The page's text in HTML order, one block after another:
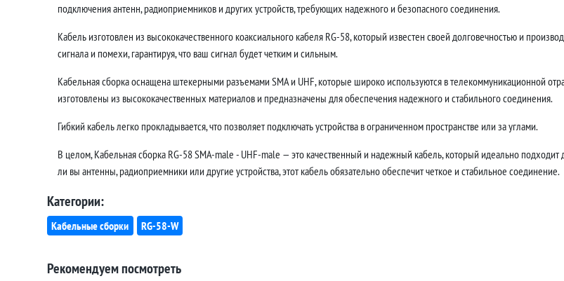
подключения антенн, радиоприемников и других устройств, требующих надежного и безопасного соединения.
Кабель изготовлен из высококачественного коаксиального кабеля RG-58, который известен своей долговечностью и
сигнала и помехи, гарантируя, что ваш сигнал будет четким и сильным.
Кабельная сборка оснащена штекерными разъемами SMA и UHF, которые широко используются в телекоммуникационной
изготовлены из высококачественных материалов и предназначены для обеспечения надежного и стабильного соединения.
Гибкий кабель легко прокладывается, что позволяет подключать устройства в ограниченном пространстве или за углами.
В целом, Кабельная сборка RG-58 SMA-male - UHF-male — это качественный и надежный кабель, который идеально
ли вы антенны, радиоприемники или другие устройства, этот кабель обязательно обеспечит четкое и стабильное соединение.
Категории:
Кабельные сборки RG-58-W
Рекомендуем посмотреть